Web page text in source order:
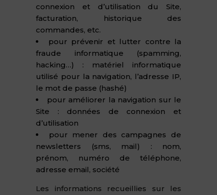
connexion et d’utilisation du Site,
facturation, historique des
commandes, etc.
pour prévenir et lutter contre la
fraude informatique (spamming,
hacking…) : matériel informatique
utilisé pour la navigation, l’adresse IP,
le mot de passe (hashé)
pour améliorer la navigation sur le
Site : données de connexion et
d’utilisation
pour mener des campagnes de
newsletters (sms, mail) : nom,
prénom, numéro de téléphone,
adresse email, société
Les informations recueillies sur les